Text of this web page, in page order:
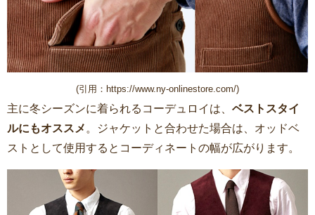
(引用：https://www.ny-onlinestore.com/)
主に冬シーズンに着られるコーデュロイは、 ベストスタイ
ルにもオススメ 。ジャケットと合わせた場合は、オッドベ
ストとして使用するとコーディネートの幅が広がります。